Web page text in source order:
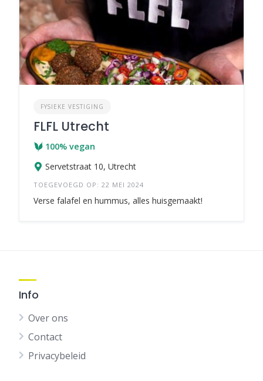
FYSIEKE VESTIGING
FLFL Utrecht
100% vegan
Servetstraat 10, Utrecht
TOEGEVOEGD OP: 22 MEI 2024
Verse falafel en hummus, alles huisgemaakt!
Info
Over ons
Contact
Privacybeleid